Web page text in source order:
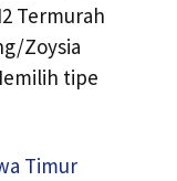
Termurah
Zoysia
tipe
Timur